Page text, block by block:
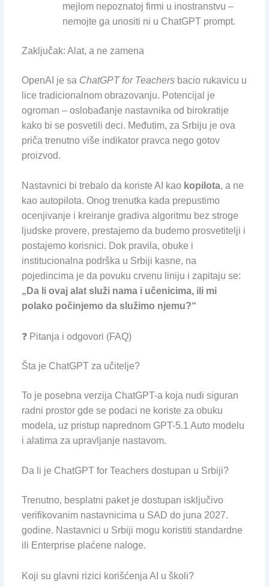
mejlom nepoznatoj firmi u inostranstvu –
nemojte ga unositi ni u ChatGPT prompt.
Zaključak: Alat, a ne zamena
OpenAI je sa ChatGPT for Teachersbacio rukavicu u
lice tradicionalnom obrazovanju. Potencijal je
ogroman – oslobađanje nastavnika od birokratije
kako bi se posvetili deci. Međutim, za Srbiju je ova
priča trenutno više indikator pravca nego gotov
proizvod.
Nastavnici bi trebalo da koriste AI kao kopilota, a ne
kao autopilota. Onog trenutka kada prepustimo
ocenjivanje i kreiranje gradiva algoritmu bez stroge
ljudske provere, prestajemo da budemo prosvetitelji i
postajemo korisnici. Dok pravila, obuke i
institucionalna podrška u Srbiji kasne, na
pojedincima je da povuku crvenu liniju i zapitaju se:
„Da li ovaj alat služi nama i učenicima, ili mi
polako počinjemo da služimo njemu?“
❓ Pitanja i odgovori (FAQ)
Šta je ChatGPT za učitelje?
To je posebna verzija ChatGPT-a koja nudi siguran
radni prostor gde se podaci ne koriste za obuku
modela, uz pristup naprednom GPT-5.1 Auto modelu
i alatima za upravljanje nastavom.
Da li je ChatGPT for Teachers dostupan u Srbiji?
Trenutno, besplatni paket je dostupan isključivo
verifikovanim nastavnicima u SAD do juna 2027.
godine. Nastavnici u Srbiji mogu koristiti standardne
ili Enterprise plaćene naloge.
Koji su glavni rizici korišćenja AI u školi?